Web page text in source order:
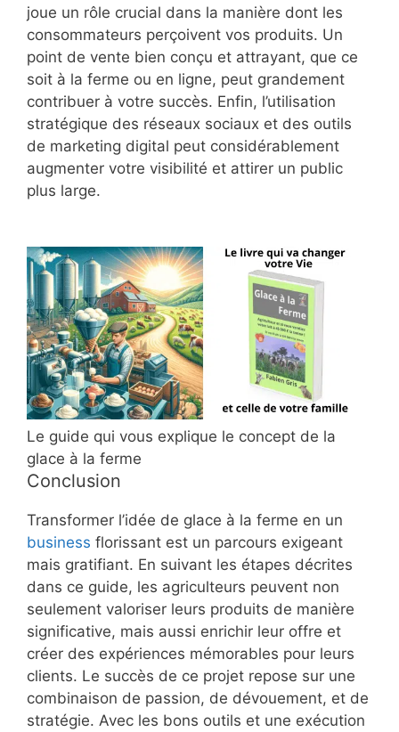
joue un rôle crucial dans la manière dont les
consommateurs perçoivent vos produits. Un
point de vente bien conçu et attrayant, que ce
soit à la ferme ou en ligne, peut grandement
contribuer à votre succès. Enfin, l’utilisation
stratégique des réseaux sociaux et des outils
de marketing digital peut considérablement
augmenter votre visibilité et attirer un public
plus large.
Le guide qui vous explique le concept de la
glace à la ferme
Conclusion
Transformer l’idée de glace à la ferme en un
business florissant est un parcours exigeant
mais gratifiant. En suivant les étapes décrites
dans ce guide, les agriculteurs peuvent non
seulement valoriser leurs produits de manière
significative, mais aussi enrichir leur offre et
créer des expériences mémorables pour leurs
clients. Le succès de ce projet repose sur une
combinaison de passion, de dévouement, et de
stratégie. Avec les bons outils et une exécution